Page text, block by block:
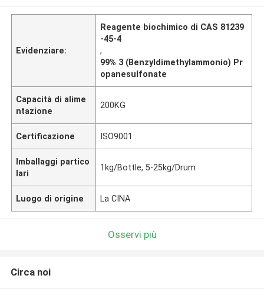
Evidenziare:
Reagente biochimico di CAS 81239
-45-4
,
99% 3 (Benzyldimethylammonio) Pr
opanesulfonate
Capacità di alime
ntazione
200KG
Certificazione ISO9001
Imballaggi partico
lari
1kg/Bottle, 5-25kg/Drum
Luogo di origine La CINA
Osservi più
Circa noi